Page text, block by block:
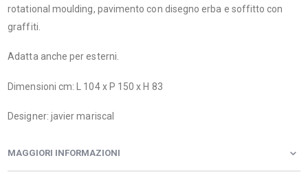
rotational moulding, pavimento con disegno erba e soffitto con
graffiti.
Adatta anche per esterni.
Dimensioni cm: L 104 x P 150 x H 83
Designer: javier mariscal
MAGGIORI INFORMAZIONI